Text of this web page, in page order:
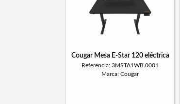
Cougar Mesa E-Star 120 eléctrica
Referencia: 3MSTA1WB.0001
Marca: Cougar